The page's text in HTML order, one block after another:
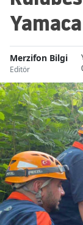
Merzifon Bilgi
Editör